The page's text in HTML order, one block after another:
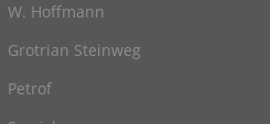
W. Hoffmann
Grotrian Steinweg
Petrof